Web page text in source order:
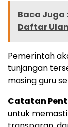
Baca Juga :
Daftar
Pemerintah
tunjangan
masing guru
Catatan
untuk